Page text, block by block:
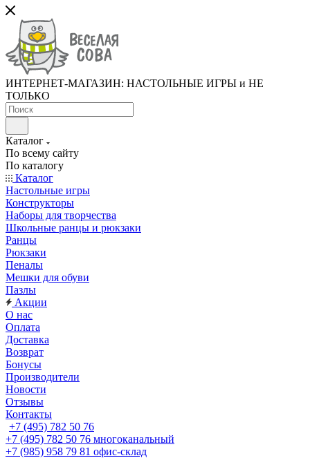
ИНТЕРНЕТ-МАГАЗИН: НАСТОЛЬНЫЕ ИГРЫ и НЕ
ТОЛЬКО
Каталог
По всему сайту
По каталогу
Каталог
Настольные игры
Конструкторы
Наборы для творчества
Школьные ранцы и рюкзаки
Ранцы
Рюкзаки
Пеналы
Мешки для обуви
Пазлы
Акции
О нас
Оплата
Доставка
Возврат
Бонусы
Производители
Новости
Отзывы
Контакты
+7 (495) 782 50 76
+7 (495) 782 50 76 многоканальный
+7 (985) 958 79 81 офис-склад